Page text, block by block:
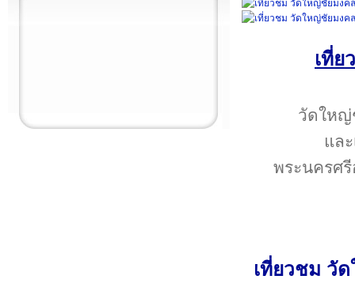
เที่
วัดใหญ่
แล
พระนครศ
เที่ยวชม วั